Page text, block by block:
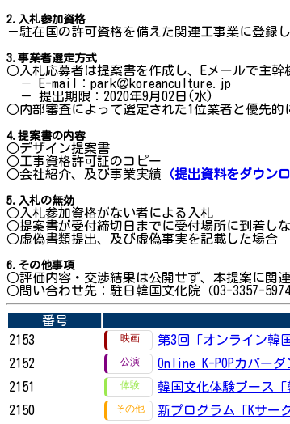
2.入札参加資格
－駐在国の許可資格を備えた関連工事業に登録
3.事業者選定方式
○入札応募者は提案書を作成し、Eメールで主
－ E-mail：park＠koreanculture.jp
－ 提出期限：2020年9月02日(水)
○内部審査によって選定された1位業者と優先的
4.提案書の内容
○デザイン提案書
○工事資格許可証のコピー
○会社紹介、及び事業実績 （提出資料をダウンロ
5.入札の無効
○入札参加資格がない者による入札
○提案書が受付締切日までに受付場所に到着し
○虚偽書類提出、及び虚偽事実を記載した場合
6.その他事項
○評価内容・交渉結果は公開せず、本提案に関
○問い合わせ先：駐日韓国文化院（03-3357-5974
番号
2153
第3回「オンライン韓
2152
Online K-POPカバー
2151
韓国文化体験ブース「
2150
新プログラム「Kサー